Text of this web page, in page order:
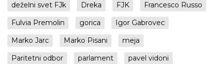
deželni svet FJk
Dreka FJK
Francesco Russo
Fulvia Premolin
gorica
Igor Gabrovec
Marko Jarc
Marko Pisani
meja
Paritetni odbor
parlament
pavel vidoni